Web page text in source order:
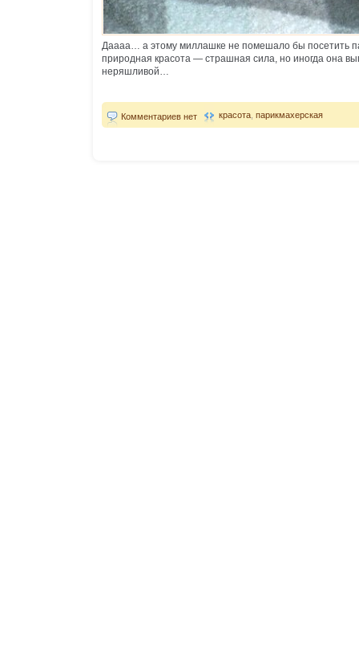
Даааа… а этому миллашке не помешало бы посетить
природная красота — страшная сила, но иногда она
неряшливой…
Комментариев нет красота парикмахерская